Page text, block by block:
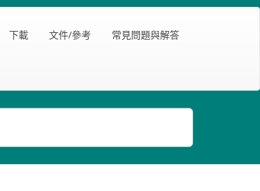
下載 文件/參考 常見問題與解答